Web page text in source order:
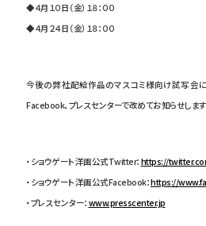
◆４月１０日（金）１８：００
◆４月２４日（金）１８：００
今後の弊社配給作品のマスコミ様向け試写会
Facebook、プレスセンターで改めてお知らせします
・ショウゲート洋画公式Twitter： https://
・ショウゲート洋画公式Facebook：https://
・プレスセンター： www.presscenter.jp